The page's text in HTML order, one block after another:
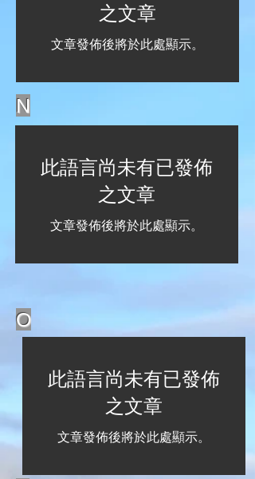
之文章
文章發佈後將於此處顯示。
N
此語言尚未有已發佈
之文章
文章發佈後將於此處顯示。
O
此語言尚未有已發佈
之文章
文章發佈後將於此處顯示。